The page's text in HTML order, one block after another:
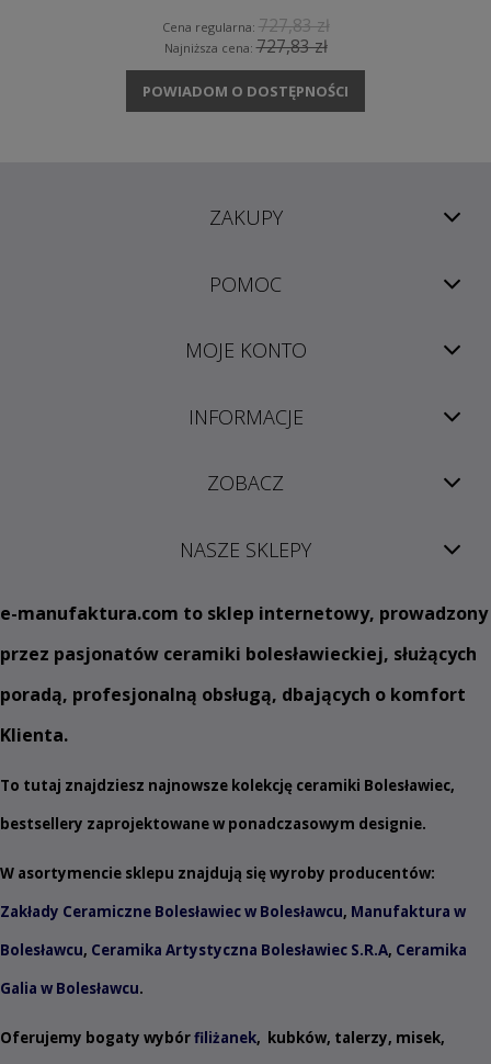
Cena regularna: 727,83 zł
Najniższa cena:727,83 zł
POWIADOM O DOSTĘPNOŚCI
ZAKUPY
POMOC
MOJE KONTO
INFORMACJE
ZOBACZ
NASZE SKLEPY
e-manufaktura.com to sklep internetowy, prowadzony
przez pasjonatów ceramiki bolesławieckiej, służących
poradą, profesjonalną obsługą, dbających o komfort
Klienta.
To tutaj znajdziesz najnowsze kolekcję ceramiki Bolesławiec,
bestsellery zaprojektowane w ponadczasowym designie.
W asortymencie sklepu znajdują się wyroby producentów:
Zakłady Ceramiczne Bolesławiec w Bolesławcu, Manufaktura w
Bolesławcu, Ceramika Artystyczna Bolesławiec S.R.A, Ceramika
Galia w Bolesławcu.
Oferujemy bogaty wybórfiliżanek, kubków, talerzy, misek,